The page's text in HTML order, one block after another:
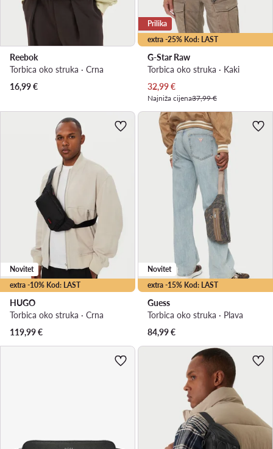
Reebok
Torbica oko struka · Crna
16,99€
extra -25% Kod: LAST
Prilika
G-Star Raw
Torbica oko struka · Kaki
Trenutna cijena
32,99€
Najniža cijena37,99 €
extra -10% Kod: LAST
Novitet
HUGO
Torbica oko struka · Crna
119,99€
extra -15% Kod: LAST
Novitet
Guess
Torbica oko struka · Plava
84,99€